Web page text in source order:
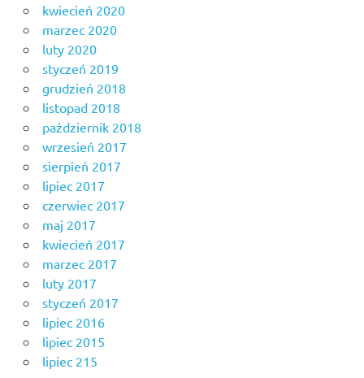
kwiecień 2020
marzec 2020
luty 2020
styczeń 2019
grudzień 2018
listopad 2018
październik 2018
wrzesień 2017
sierpień 2017
lipiec 2017
czerwiec 2017
maj 2017
kwiecień 2017
marzec 2017
luty 2017
styczeń 2017
lipiec 2016
lipiec 2015
lipiec 215